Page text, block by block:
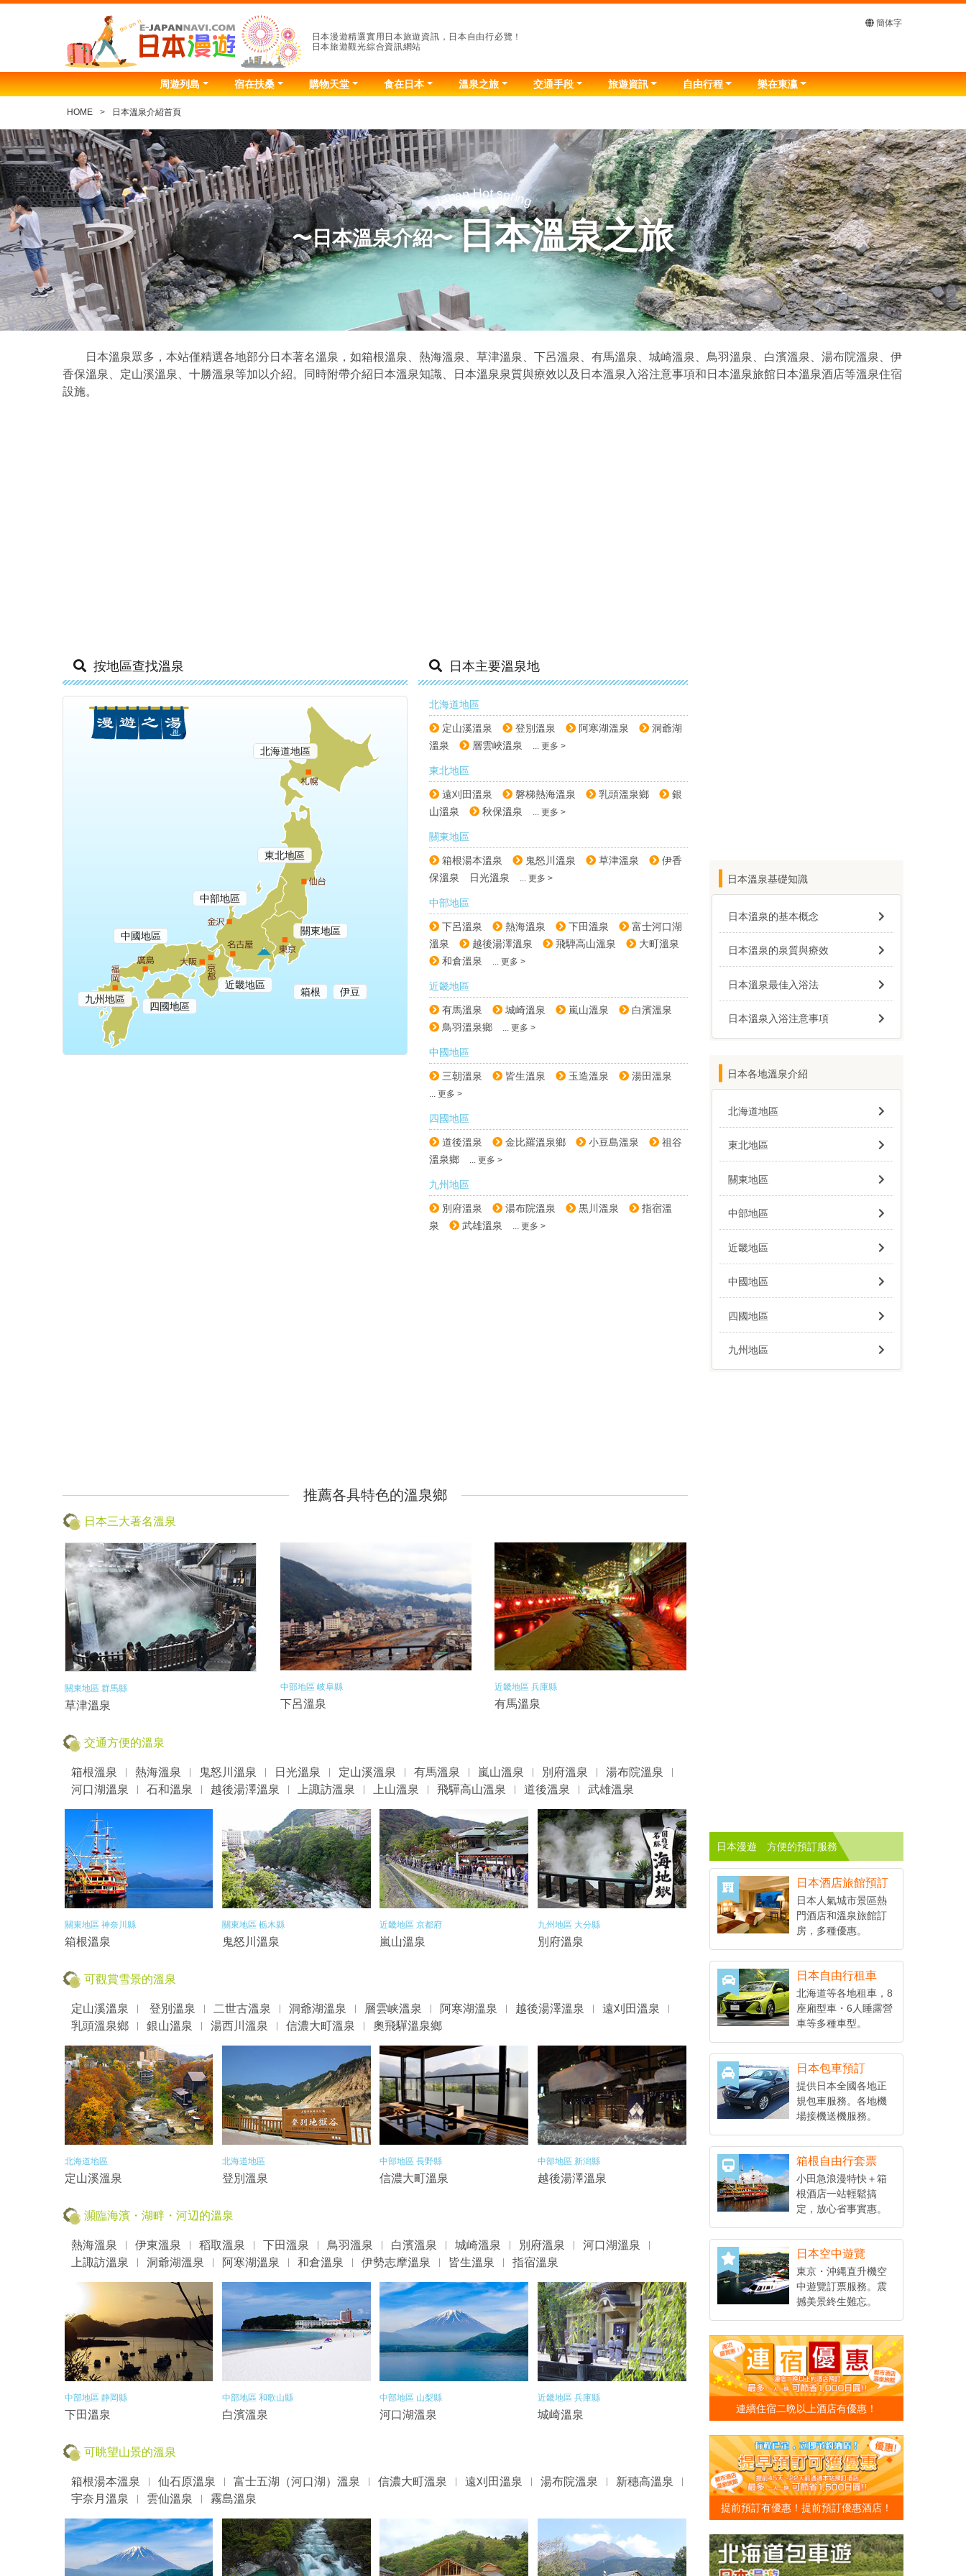
日本漫遊精選實用日本旅遊資訊，日本自由行必覽！
日本旅遊觀光綜合資訊網站
簡体字
周遊列島 宿在扶桑 購物天堂 食在日本 溫泉之旅 交通手段 旅遊資訊 自由行程 樂在東瀛
HOME 日本溫泉介紹首頁
JapanHotspring
〜日本溫泉介紹〜日本溫泉之旅
日本溫泉眾多，本站僅精選各地部分日本著名溫泉，如箱根溫泉、熱海溫泉、草津溫泉、下呂溫泉、有馬溫泉、城崎溫泉、鳥羽溫泉、白濱溫泉、湯布院溫泉、伊
香保溫泉、定山溪溫泉、十勝溫泉等加以介紹。同時附帶介紹日本溫泉知識、日本溫泉泉質與療效以及日本溫泉入浴注意事項和日本溫泉旅館日本溫泉酒店等溫泉住宿
設施。
按地區查找溫泉
北海道地區
東北地區
關東地區
箱根 伊豆
中部地區
近畿地區
中國地區
四國地區
九州地區
日本主要溫泉地
北海道地區
定山溪溫泉 登別溫泉 阿寒湖溫泉
洞爺湖
溫泉
層雲峽溫泉 ... 更多 >
東北地區
遠刈田溫泉 磐梯熱海溫泉 乳頭溫泉鄉
銀
山溫泉
秋保溫泉 ... 更多 >
關東地區
箱根湯本溫泉 鬼怒川溫泉 草津溫泉
伊香
保溫泉
日光溫泉 ... 更多 >
中部地區
下呂溫泉 熱海溫泉 下田溫泉
富士河口湖
溫泉
越後湯澤溫泉 飛騨高山溫泉
大町溫泉
和倉溫泉
... 更多 >
近畿地區
有馬溫泉 城崎溫泉 嵐山溫泉
白濱溫泉
鳥羽溫泉鄉
... 更多 >
中國地區
三朝溫泉 皆生溫泉 玉造溫泉 湯田溫泉
... 更多 >
四國地區
道後溫泉 金比羅溫泉鄉 小豆島溫泉
祖谷
溫泉鄉
... 更多 >
九州地區
別府溫泉 湯布院溫泉 黒川溫泉
指宿溫
泉
武雄溫泉 ... 更多 >
推薦各具特色的溫泉鄉
日本三大著名溫泉
關東地區 群馬縣
草津溫泉
中部地區 岐阜縣
下呂溫泉
近畿地區 兵庫縣
有馬溫泉
交通方便的溫泉
箱根溫泉 熱海溫泉 鬼怒川溫泉 日光溫泉 定山溪溫泉 有馬溫泉 嵐山溫泉 別府溫泉
湯布院溫泉
河口湖溫泉
石和溫泉 越後湯澤溫泉 上諏訪溫泉 上山溫泉 飛驒高山溫泉 道後溫泉 武雄溫泉
關東地區 神奈川縣
箱根溫泉
關東地區 栃木縣
鬼怒川溫泉
近畿地區 京都府
嵐山溫泉
九州地區 大分縣
別府溫泉
可觀賞雪景的溫泉
定山溪溫泉 登別溫泉 二世古溫泉 洞爺湖溫泉 層雲峡溫泉 阿寒湖溫泉 越後湯澤溫泉
遠刈田溫泉
乳頭溫泉鄉
銀山溫泉 湯西川溫泉 信濃大町溫泉 奧飛驒溫泉鄉
北海道地區
定山溪溫泉
北海道地區
登別溫泉
中部地區 長野縣
信濃大町溫泉
中部地區 新潟縣
越後湯澤溫泉
瀕臨海濱・湖畔・河辺的溫泉
熱海溫泉 伊東溫泉 稻取溫泉 下田溫泉 鳥羽溫泉 白濱溫泉 城崎溫泉 別府溫泉
河口湖溫泉
上諏訪溫泉
洞爺湖溫泉 阿寒湖溫泉 和倉溫泉 伊勢志摩溫泉 皆生溫泉 指宿溫泉
中部地區 静岡縣
下田溫泉
中部地區 和歌山縣
白濱溫泉
中部地區 山梨縣
河口湖溫泉
近畿地區 兵庫縣
城崎溫泉
可眺望山景的溫泉
箱根湯本溫泉 仙石原溫泉 富士五湖（河口湖）溫泉 信濃大町溫泉 遠刈田溫泉 湯布院溫泉
新穗高溫泉
宇奈月溫泉
雲仙溫泉 霧島溫泉
日本溫泉基礎知識
日本溫泉的基本概念
日本溫泉的泉質與療效
日本溫泉最佳入浴法
日本溫泉入浴注意事項
日本各地溫泉介紹
北海道地區
東北地區
關東地區
中部地區
近畿地區
中國地區
四國地區
九州地區
日本漫遊 方便的預訂服務
日本酒店旅館預訂
日本人氣城市景區熱
門酒店和溫泉旅館訂
房，多種優惠。
日本自由行租車
北海道等各地租車，8
座廂型車・6人睡露營
車等多種車型。
日本包車預訂
提供日本全國各地正
規包車服務。各地機
場接機送機服務。
箱根自由行套票
小田急浪漫特快＋箱
根酒店一站輕鬆搞
定，放心省事實惠。
日本空中遊覽
東京・沖縄直升機空
中遊覽訂票服務。震
撼美景終生難忘。
連續住宿二晩以上酒店有優惠！
提前預訂有優惠！提前預訂優惠酒店！